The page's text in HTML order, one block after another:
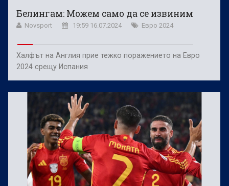
Белингам: Можем само да се извиним
Novsport 19:59 16.07.2024 Евро 2024
Халфът на Англия прие тежко поражението на Евро
2024 срещу Испания